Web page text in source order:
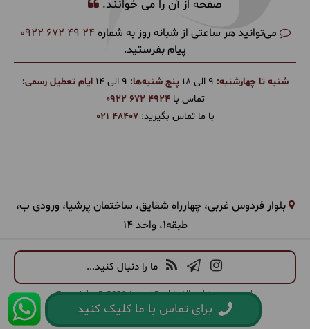
برای تماس با ما کلیک کنید
صفحه از آن را می خوانند.
می‌توانید هر ساعتی از شبانه روز به شماره 0922 672 49 24
پیام بفرستید.
شنبه تا چهارشنبه: پنج شنبه‌ها:
ایام تعطیل رسمی:
تماس با0922 672 4924
با ما تماس بگیرید:021 48407
بلوار فردوس غربی، چهارراه شقایق، ساختمان پرشیا، ورودی ب،
طبقه1، واحد 14
ما را دنبال کنید...
Copyright © 2026 ArandGasht. All rights reserved.
طراحی سایت گردشگریو CRM
:همورا